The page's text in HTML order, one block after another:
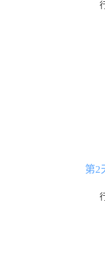
第2